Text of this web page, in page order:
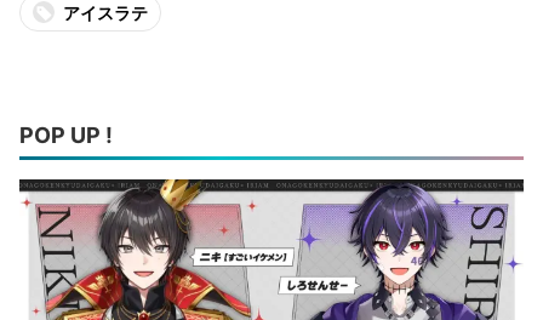
アイスラテ
POP UP !